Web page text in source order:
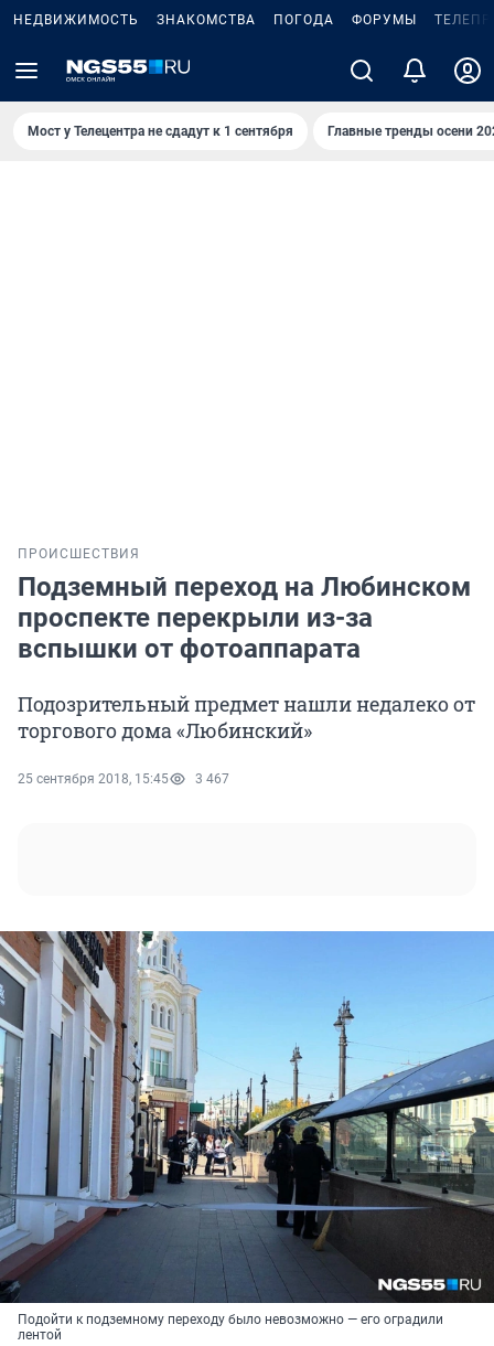
НЕДВИЖИМОСТЬ ЗНАКОМСТВА ПОГОДА ФОРУМЫ
Мост у Телецентра не сдадут к 1 сентября Главные тренды осени
ПРОИСШЕСТВИЯ
Подземный переход на Любинском
проспекте перекрыли из-за
вспышки от фотоаппарата
Подозрительный предмет нашли недалеко от
торгового дома «Любинский»
25 сентября 2018, 15:45 3 467
Подойти к подземному переходу было невозможно — его оградили
лентой